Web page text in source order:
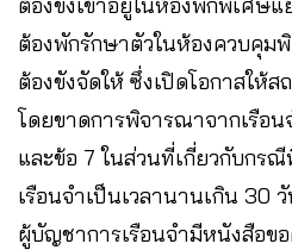
ต้องขังเข้าอยู่ในห้องพักพิเศษ
ต้องพักรักษาตัวในห้องควบคุ
ต้องขังจัดให้ ซึ่งเปิดโอกาสให้
โดยขาดการพิจารณาจากเรือน
และข้อ 7 ในส่วนที่เกี่ยวกับกร
เรือนจำเป็นเวลานานเกิน 30
ผู้บัญชาการเรือนจำมีหนังสือข